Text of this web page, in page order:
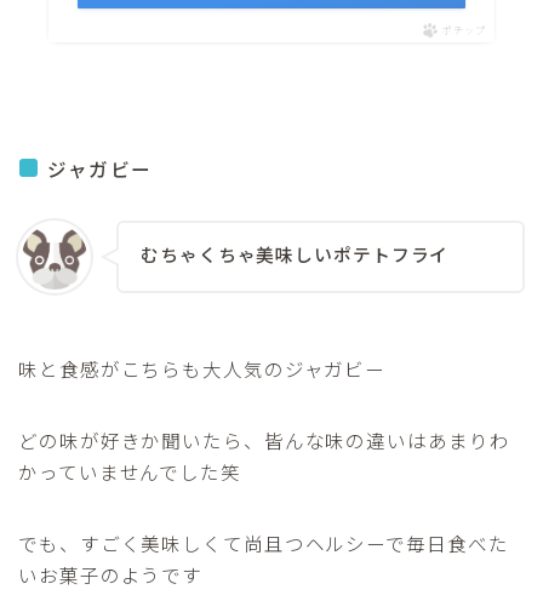
ポチップ
ジャガビー
むちゃくちゃ美味しいポテトフライ
味と食感がこちらも大人気のジャガビー
どの味が好きか聞いたら、皆んな味の違いはあまりわ
かっていませんでした笑
でも、すごく美味しくて尚且つヘルシーで毎日食べた
いお菓子のようです